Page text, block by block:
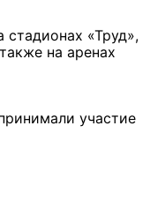
«Труд»,
на аренах
участие